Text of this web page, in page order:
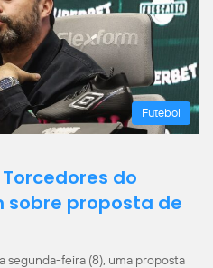
Futebol
Torcedores do
sobre proposta de
segunda-feira (8), uma proposta